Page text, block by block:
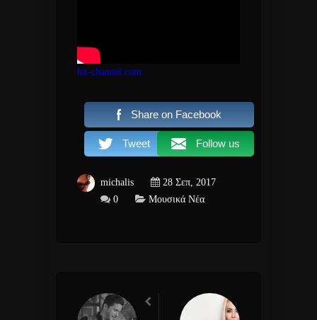
hit-channel.com
Share on Facebook
Tweet Follow us
michalis
28 Σεπ, 2017
0
Μουσικά Νέα